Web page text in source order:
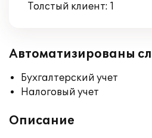
Толстый клиент: 1
Автоматизированы
Бухгалтерский учет
Налоговый учет
Описание